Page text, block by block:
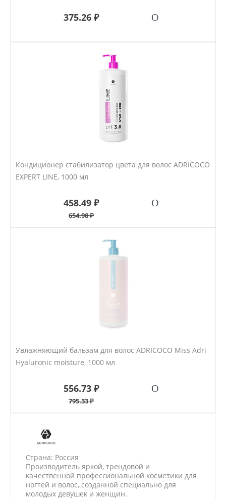
375.26 ₽
Кондиционер стабилизатор цвета для волос ADRICOCO
EXPERT LINE, 1000 мл
458.49 ₽
654.98 ₽
Увлажняющий бальзам для волос ADRICOCO Miss Adri
Hyaluronic moisture, 1000 мл
556.73 ₽
795.33 ₽
Страна: Россия
Производитель яркой, трендовой и
качественной профессиональной косметики для
ногтей и волос, созданной специально для
молодых девушек и женщин.